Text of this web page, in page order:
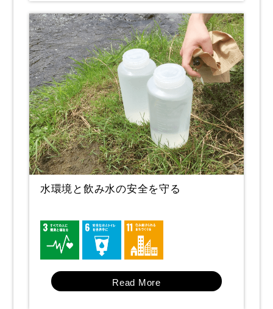
水環境と飲み水の安全を守る
Read More